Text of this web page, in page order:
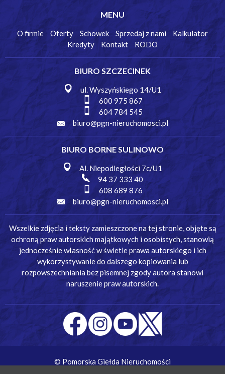
MENU
O firmie Oferty Schowek Sprzedaj z nami
Kalkulator
Kredyty
Kontakt RODO
BIURO SZCZECINEK
ul. Wyszyńskiego 14/U1
600 975 867
604 784 545
biuro@pgn-nieruchomosci.pl
BIURO BORNE SULINOWO
Al. Niepodległości 7c/U1
94 37 333 40
608 689 876
biuro@pgn-nieruchomosci.pl
Wszelkie zdjęcia i teksty zamieszczone na tej stronie, objęte są
ochroną praw autorskich majątkowych i osobistych, stanowią
jednocześnie własność w świetle prawa autorskiego i ich
wykorzystywanie do dalszego kopiowania lub
rozpowszechniania bez pisemnej zgody autora stanowi
naruszenie praw autorskich.
© Pomorska Giełda Nieruchomości